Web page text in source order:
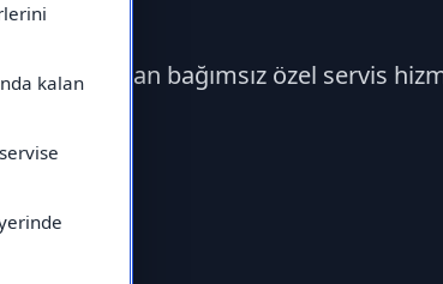
kalan
bağımsız özel servis